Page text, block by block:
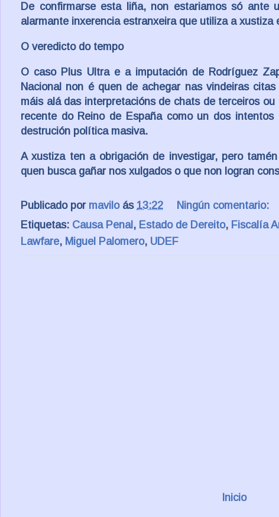
De confirmarse esta liña, non estariamos só ante
alarmante inxerencia estranxeira que utiliza a
O veredicto do tempo
O caso Plus Ultra e a imputación de Rodríguez
Nacional non é quen de achegar nas vindeiras
máis alá das interpretacións de chats de terceiros
recente do Reino de España como un dos
destrución política masiva.
A xustiza ten a obrigación de investigar, pero
quen busca gañar nos xulgados o que non logran
Publicado por mavilo ás 13:22
Ningún comentario:
Etiquetas: Causa Penal , Estado de Dereito, Fiscalía
Lawfare, Miguel Palomero, UDEF
Inicio